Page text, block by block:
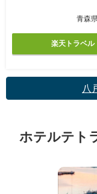
青森
楽天トラベル
八
ホテルテト